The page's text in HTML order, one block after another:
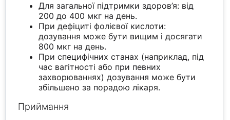
Для загальної підтримки здоров’я: від
200 до 400 мкг на день.
При дефіциті фолієвої кислоти:
дозування може бути вищим і досягати
800 мкг на день.
При специфічних станах (наприклад, під
час вагітності або при певних
захворюваннях) дозування може бути
збільшено за порадою лікаря.
Приймання